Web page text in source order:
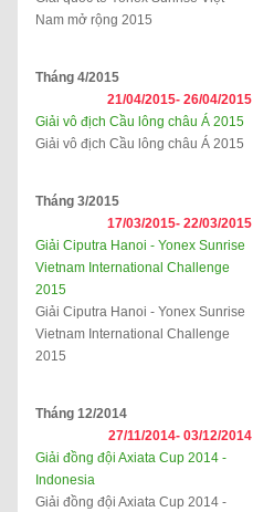
Nam mở rộng 2015
Tháng 4/2015
21/04/2015- 26/04/2015
Giải vô địch Cầu lông châu Á 2015
Giải vô địch Cầu lông châu Á 2015
Tháng 3/2015
17/03/2015- 22/03/2015
Giải Ciputra Hanoi - Yonex Sunrise
Vietnam International Challenge
2015
Giải Ciputra Hanoi - Yonex Sunrise
Vietnam International Challenge
2015
Tháng 12/2014
27/11/2014- 03/12/2014
Giải đồng đội Axiata Cup 2014 -
Indonesia
Giải đồng đội Axiata Cup 2014 -